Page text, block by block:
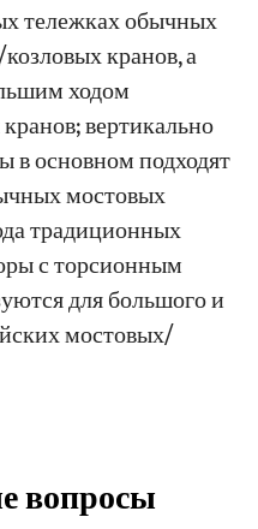
тележках обычных
кранов, а
ходом
вертикально
в основном подходят
мостовых
традиционных
с торсионным
для большого и
мостовых/
вопросы